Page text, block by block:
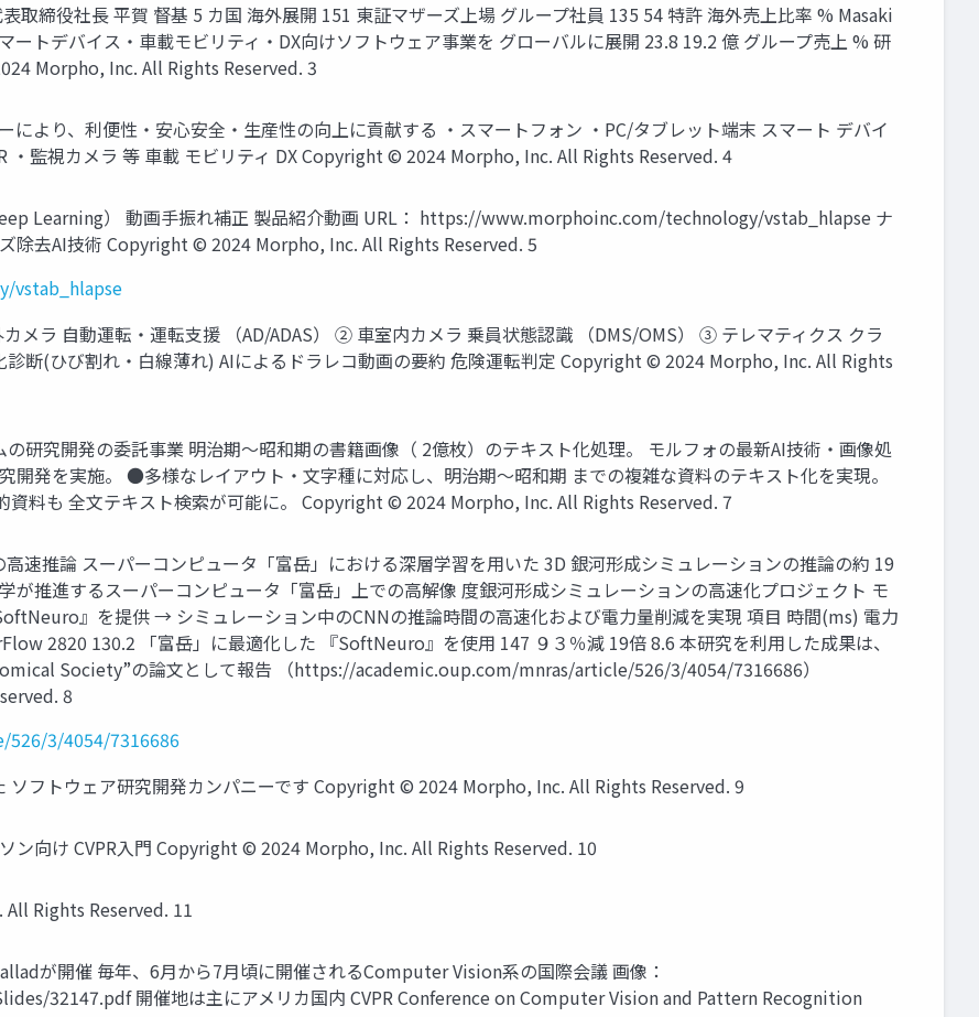
取締役社長 平賀 督基 5 カ国 海外展開 151 東証マザーズ上場 グループ社員 135 54 特許 海外売上比率 % Masaki
ートデバイス・車載モビリティ・DX向けソフトウェア事業を グローバルに展開 23.8 19.2 億 グループ売上 % 研
Morpho, Inc. All Rights Reserved. 3
により、利便性・安心安全・生産性の向上に貢献する ・スマートフォン ・PC/タブレット端末 スマート デバイ
・監視カメラ 等 車載 モビリティ DX Copyright © 2024 Morpho, Inc. All Rights Reserved. 4
Learning） 動画手振れ補正 製品紹介動画 URL： https://www.morphoinc.com/technology/vstab_hlapse ナ
除去AI技術 Copyright © 2024 Morpho, Inc. All Rights Reserved. 5
vstab_hlapse
メラ 自動運転・運転支援 （AD/ADAS） ② 車室内カメラ 乗員状態認識 （DMS/OMS） ③ テレマティクス クラ
診断(ひび割れ・白線薄れ) AIによるドラレコ動画の要約 危険運転判定 Copyright © 2024 Morpho, Inc. All Rights
の研究開発の委託事業 明治期～昭和期の書籍画像（ 2億枚）のテキスト化処理。 モルフォの最新AI技術・画像処
開発を実施。 ●多様なレイアウト・文字種に対応し、明治期～昭和期 までの複雑な資料のテキスト化を実現。
料も 全文テキスト検索が可能に。 Copyright © 2024 Morpho, Inc. All Rights Reserved. 7
推論 スーパーコンピュータ「富岳」における深層学習を用いた 3D 銀河形成シミュレーションの推論の約 19
が推進するスーパーコンピュータ「富岳」上での高解像 度銀河形成シミュレーションの高速化プロジェクト モ
』を提供 → シミュレーション中のCNNの推論時間の高速化および電力量削減を実現 項目 時間(ms) 電力
2820 130.2 「富岳」に最適化した 『SoftNeuro』を使用 147 ９３％減 19倍 8.6 本研究を利用した成果は、
Society”の論文として報告 （https://academic.oup.com/mnras/article/526/3/4054/7316686）
8
3/4054/7316686
ソフトウェア研究開発カンパニーです Copyright © 2024 Morpho, Inc. All Rights Reserved. 9
ン向け CVPR入門 Copyright © 2024 Morpho, Inc. All Rights Reserved. 10
Rights Reserved. 11
が開催 毎年、6月から7月頃に開催されるComputer Vision系の国際会議 画像：
32147.pdf 開催地は主にアメリカ国内 CVPR Conference on Computer Vision and Pattern Recognition